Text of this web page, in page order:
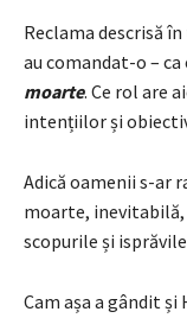
Reclama descrisă
au comandat-o –
moarte. Ce rol are
intențiilor și
Adică oamenii s-ar
moarte, inevitabilă,
scopurile și
Cam așa a gândit și